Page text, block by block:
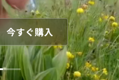
今すぐ購入